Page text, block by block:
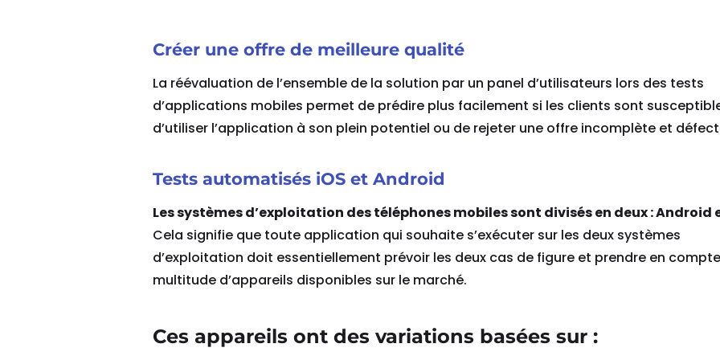
Créer une offre de meilleure qualité
La réévaluation de l’ensemble de la solution par un panel d’utilisateurs lors des tests
d’applications mobiles permet de prédire plus facilement si les clients sont
d’utiliser l’application à son plein potentiel ou de rejeter une offre incomplète et
Tests automatisés iOS et Android
Les systèmes d’exploitation des téléphones mobiles sont divisés en deux : Android
Cela signifie que toute application qui souhaite s’exécuter sur les deux systèmes
d’exploitation doit essentiellement prévoir les deux cas de figure et prendre en
multitude d’appareils disponibles sur le marché.
Ces appareils ont des variations basées sur :